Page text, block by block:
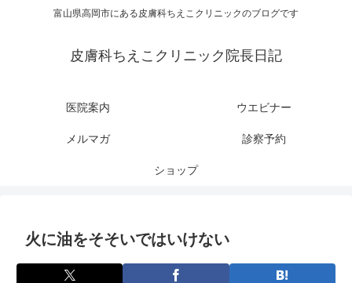
富山県高岡市にある皮膚科ちえこクリニックのブログです
皮膚科ちえこクリニック院長日記
医院案内 ウエビナー
メルマガ 診察予約
ショップ
火に油をそそいではいけない